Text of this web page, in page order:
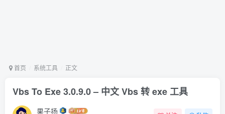
首页 系统工具 正文
Vbs To Exe 3.0.9.0 – 中文 Vbs 转 exe 工具
果子扬